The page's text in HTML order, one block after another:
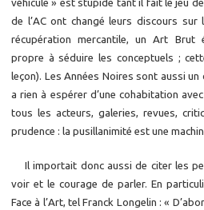
véhicule » est stupide tant il fait le jeu
de l’AC ont changé leurs discours
récupération mercantile, un Art Brut
propre à séduire les conceptuels ;
leçon). Les Années Noires sont aussi un
a rien à espérer d’une cohabitation
tous les acteurs, galeries, revues,
prudence : la pusillanimité est une
Il importait donc aussi de citer les
voir et le courage de parler. En
Face à l’Art, tel Franck Longelin : «